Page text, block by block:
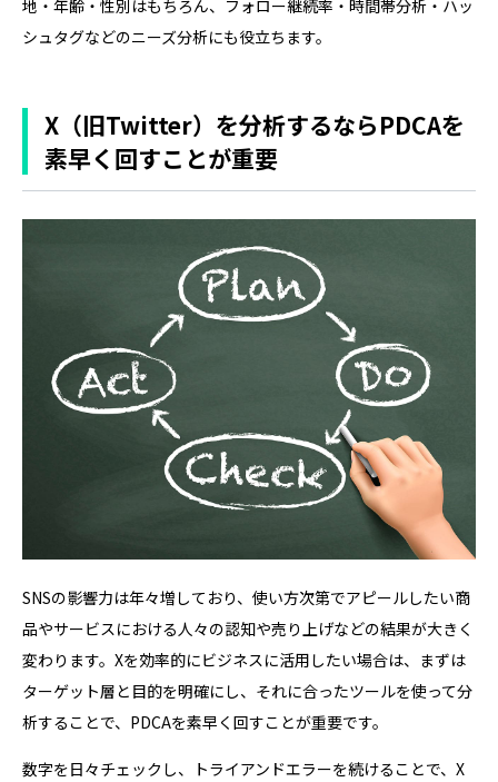
地・年齢・性別はもちろん、フォロー継続率・時間帯分析・ハッ
シュタグなどのニーズ分析にも役立ちます。
X（旧Twitter）を分析するならPDCAを
素早く回すことが重要
SNSの影響力は年々増しており、使い方次第でアピールしたい商
品やサービスにおける人々の認知や売り上げなどの結果が大きく
変わります。Xを効率的にビジネスに活用したい場合は、まずは
ターゲット層と目的を明確にし、それに合ったツールを使って分
析することで、PDCAを素早く回すことが重要です。
数字を日々チェックし、トライアンドエラーを続けることで、X